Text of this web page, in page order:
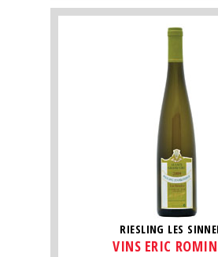
RIESLING LES
VINS ERIC